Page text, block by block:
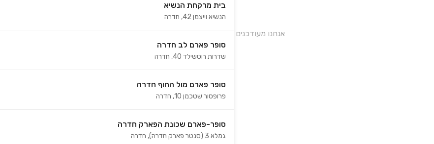
אנחנו מעודכנים בזמן אמת מול עשרות בתי מרקחת ברחבי הארץ המורשים למכור קנאביס
בית מרקחת הנשיא
הנשיא וייצמן 42 , חדרה
סופר פארם לב חדרה
שדרות רוטשילד 40 , חדרה
סופר פארם מול החוף חדרה
פרופסור שטכמן 10 , חדרה
סופר-פארם שכונת הפארק חדרה
גמלא 3 (סנטר פארק חדרה) , חדרה